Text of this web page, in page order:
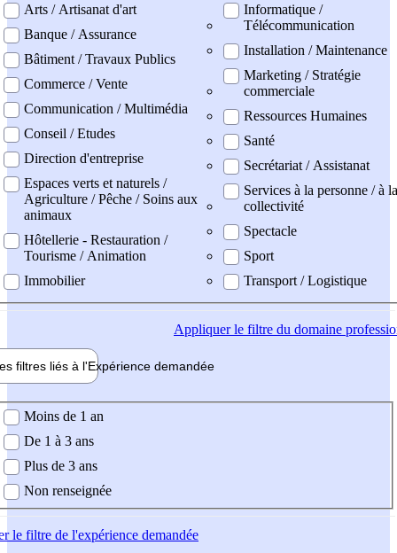
Arts / Artisanat d'art
Banque / Assurance
Bâtiment / Travaux Publics
Commerce / Vente
Communication / Multimédia
Conseil / Etudes
Direction d'entreprise
Espaces verts et naturels /
Agriculture / Pêche / Soins aux
animaux
Hôtellerie - Restauration /
Tourisme / Animation
Immobilier
Informatique /
Télécommunication
Installation / Maintenance
Marketing / Stratégie
commerciale
Ressources Humaines
Santé
Secrétariat / Assistanat
Services à la personne / à la
collectivité
Spectacle
Sport
Transport / Logistique
Appliquerle filtre du domaine
filtres liés à l'Expérience demandée
demandée
Moins de 1 an
De 1 à 3 ans
Plus de 3 ans
Non renseignée
le filtre de l'expérience demandée